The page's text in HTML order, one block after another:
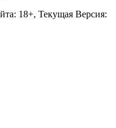
18+, Текущая Версия: